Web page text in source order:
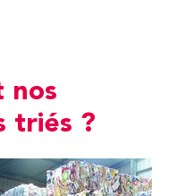
nos
triés ?